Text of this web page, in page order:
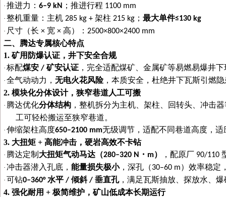
· 推进力： 6–9 kN ；推进行程 1100 mm
· 整机重量：主机 285 kg + 架柱 215 kg ； 最大单件≤130 kg
· 尺寸（长 × 宽 × 高）： 2500×800×2400 mm
二、腾达专属核心特点
1. 矿用防爆认证，井下安全合规
· 标配煤安 / 矿安认证 ，完全适配煤矿、金属矿等易燃易爆井
· 全气动动力， 无电火花风险，本质安全，杜绝井下瓦斯引燃
2. 模块化分体设计，狭窄巷道人工可搬
· 腾达优化分体结构 ，整机拆分为主机、架柱、回转头、冲击
工可轻松搬运至狭窄巷道。
· 伸缩架柱高度650–2100 mm无级调节，适配不同巷道高度，适
3. 大扭矩 + 高能冲击，硬岩高效不卡钻
· 腾达定制 大扭矩气动马达（280–320 N ・ m） ，配原厂 90/110
· 冲击器潜入孔底， 能量损失极小，深孔（30–60 m）效率稳定
· 可钻0–360° 水平 / 倾斜/ 垂直孔，满足瓦斯抽放、探放水、
4. 强化耐用 + 极简维护，矿山低成本长期运行